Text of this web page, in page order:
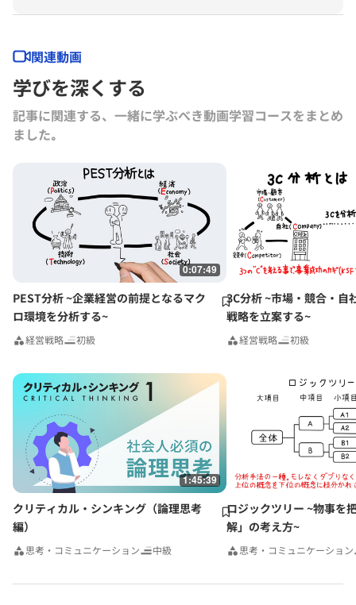
関連動画
学びを深くする
記事に関連する、一緒に学ぶべき動画学習コースをまとめ
ました｡
0:07:49
PEST分析 ~企業経営の前提となるマク
ロ環境を分析する~
経営戦略 初級
3C分析 ~市場・競合・自
戦略を立案する~
経営戦略 初級
1:45:39
クリティカル・シンキング（論理思考
編）
思考・コミュニケーション 中級
ロジックツリー ~物事を
解」の考え方~
思考・コミュニケーション